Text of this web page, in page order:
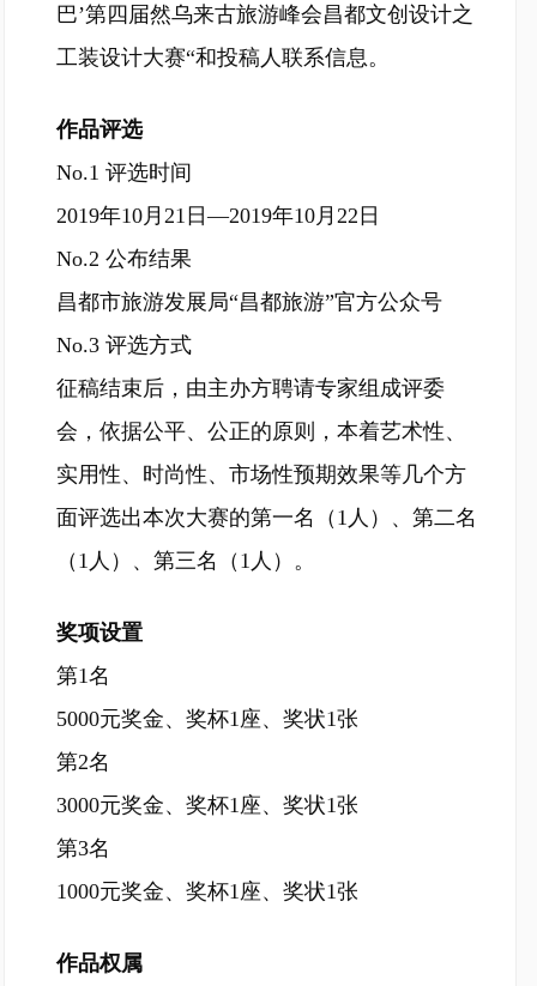
巴’第四届然乌来古旅游峰会昌都文创设计之
工装设计大赛“和投稿人联系信息。
作品评选
No.1 评选时间
2019年10月21日—2019年10月22日
No.2 公布结果
昌都市旅游发展局“昌都旅游”官方公众号
No.3 评选方式
征稿结束后，由主办方聘请专家组成评委
会，依据公平、公正的原则，本着艺术性、
实用性、时尚性、市场性预期效果等几个方
面评选出本次大赛的第一名（1人）、第二名
（1人）、第三名（1人）。
奖项设置
第1名
5000元奖金、奖杯1座、奖状1张
第2名
3000元奖金、奖杯1座、奖状1张
第3名
1000元奖金、奖杯1座、奖状1张
作品权属